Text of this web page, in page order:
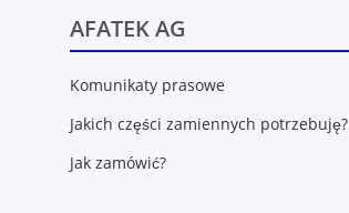
AFATEK AG
Komunikaty prasowe
Jakich części zamiennych potrzebuję?
Jak zamówić?